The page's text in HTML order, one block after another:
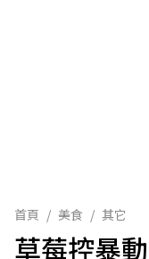
首頁 / 美食 / 其它
草莓控暴